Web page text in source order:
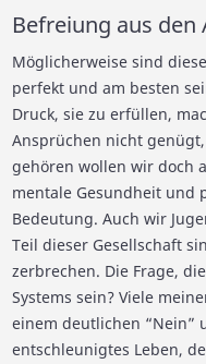
Befreiung aus
Möglicherweise sind
perfekt und am besten
Druck, sie zu erfüllen,
Ansprüchen nicht
gehören wollen wir doch
mentale Gesundheit und
Bedeutung. Auch wir
Teil dieser Gesellschaft
zerbrechen. Die Frage,
Systems sein? Viele
einem deutlichen “Nein”
entschleunigtes Leben,